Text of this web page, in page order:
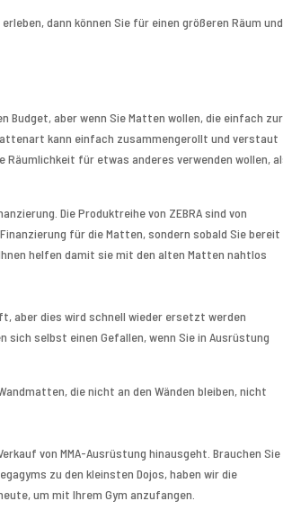
dann können Sie für einen größeren Räum und
Budget, aber wenn Sie Matten wollen, die einfach zur
kann einfach zusammengerollt und verstaut
Räumlichkeit für etwas anderes verwenden wollen,
Die Produktreihe von ZEBRA sind von
für die Matten, sondern sobald Sie bereit
helfen damit sie mit den alten Matten nahtlos
aber dies wird schnell wieder ersetzt werden
sich selbst einen Gefallen, wenn Sie in Ausrüstung
die nicht an den Wänden bleiben, nicht
von MMA-Ausrüstung hinausgeht. Brauchen Sie
zu den kleinsten Dojos, haben wir die
um mit Ihrem Gym anzufangen.